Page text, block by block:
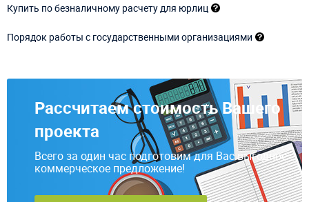
Купить по безналичному расчету для юрлиц
Порядок работы с государственными организациями
Рассчитаем стоимость Вашего
проекта
Всего за один час подготовим для Вас выгодное
коммерческое предложение!